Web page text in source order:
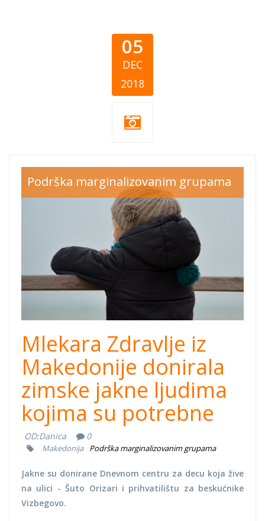
05
DEC
2018
Podrška marginalizovanim grupama
Mlekara Zdravlje iz
Makedonije donirala
zimske jakne ljudima
kojima su potrebne
OD:Danica 0
Makedonija Podrška marginalizovanim grupama
Jakne su donirane Dnevnom centru za decu koja žive
na ulici - Šuto Orizari i prihvatilištu za beskućnike
Vizbegovo.